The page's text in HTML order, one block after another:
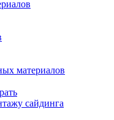
материалов
сайдинга